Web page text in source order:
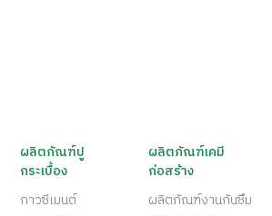
ผลิตภัณฑ์ปู
กระเบื้อง
กาวซีเมนต์
ผลิตภัณฑ์เคมี
ก่อสร้าง
ผลิตภัณฑ์งานกันซึม